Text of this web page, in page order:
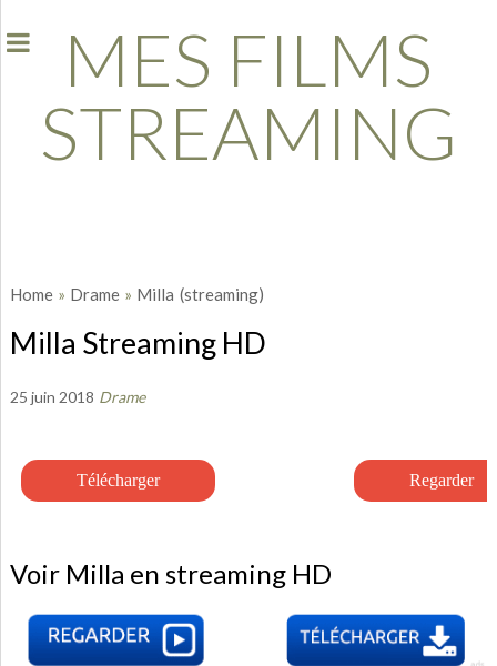
MES FILMS
STREAMING
Home » Drame » Milla (streaming)
Milla Streaming HD
25 juin 2018 Drame
Voir Milla en streaming HD